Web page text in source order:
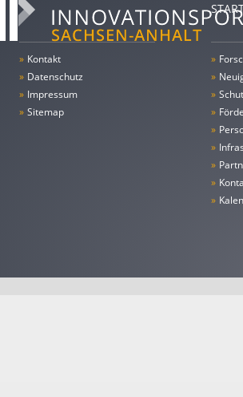
» Kontakt
» Datenschutz
» Impressum
» Sitemap
»
»
»
»
»
»
»
»
»